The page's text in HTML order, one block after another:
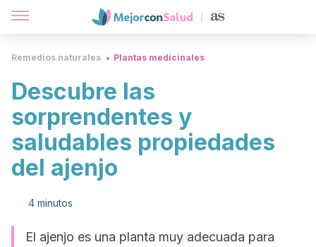
Remedios naturales Plantas medicinales
Descubre las
sorprendentes y
saludables propiedades
del ajenjo
4 minutos
El ajenjo es una planta muy adecuada para